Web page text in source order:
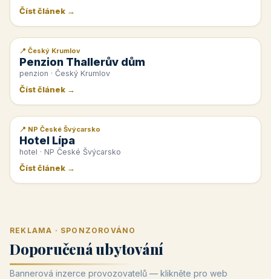
Číst článek →
📰 PR článek
📍 Český Krumlov
Penzion Thallerův dům
penzion · Český Krumlov
Číst článek →
📰 PR článek
📍 NP České Švýcarsko
Hotel Lípa
hotel · NP České Švýcarsko
Číst článek →
REKLAMA · SPONZOROVÁNO
Doporučená ubytování
Bannerová inzerce provozovatelů — klikněte pro web